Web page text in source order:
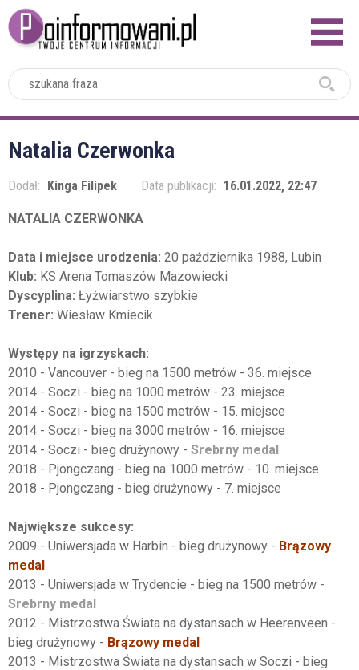
Natalia Czerwonka
Dodał: Kinga Filipek Data publikacji: 16.01.2022, 22:47
NATALIA CZERWONKA
Data i miejsce urodzenia: 20 października 1988, Lubin
Klub: KS Arena Tomaszów Mazowiecki
Dyscyplina: Łyżwiarstwo szybkie
Trener: Wiesław Kmiecik
Występy na igrzyskach:
2010 - Vancouver - bieg na 1500 metrów - 36. miejsce
2014 - Soczi - bieg na 1000 metrów - 23. miejsce
2014 - Soczi - bieg na 1500 metrów - 15. miejsce
2014 - Soczi - bieg na 3000 metrów - 16. miejsce
2014 - Soczi - bieg drużynowy - Srebrny medal
2018 - Pjongczang - bieg na 1000 metrów - 10. miejsce
2018 - Pjongczang - bieg drużynowy - 7. miejsce
Największe sukcesy:
2009 - Uniwersjada w Harbin - bieg drużynowy - Brązowy
medal
2013 - Uniwersjada w Trydencie - bieg na 1500 metrów -
Srebrny medal
2012 - Mistrzostwa Świata na dystansach w Heerenveen -
bieg drużynowy - Brązowy medal
2013 - Mistrzostwa Świata na dystansach w Soczi - bieg